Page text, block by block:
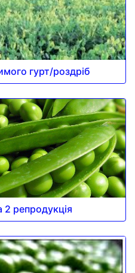
гурт/роздріб
репродукція